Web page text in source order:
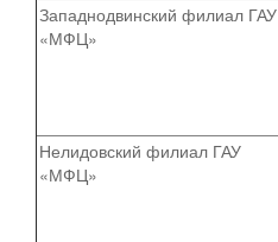
Западнодвинский филиал ГАУ
«МФЦ»
Нелидовский филиал ГАУ
«МФЦ»